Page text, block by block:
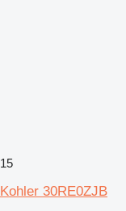
15
Kohler 30RE0ZJB